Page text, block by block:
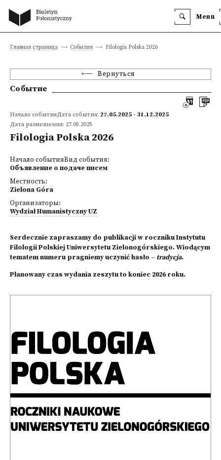
Menu
Главная страница События Filologia Polska 2026
Вернуться
Событие
Начало событияДата события: 27.05.2025 - 31.12.2025
Дата размещения: 27.05.2025
Filologia Polska 2026
Начало событияВид события:
Объявление о подаче писем
Местность:
Zielona Góra
Организаторы:
Wydział Humanistyczny UZ
Serdecznie zapraszamy do publikacji w roczniku Instytutu
Filologii Polskiej Uniwersytetu Zielonogórskiego. Wiodącym
tematem numeru pragniemy uczynić hasło – tradycja.
Planowany czas wydania zeszytu to koniec 2026 roku.